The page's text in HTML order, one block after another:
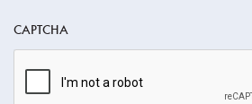
CAPTCHA